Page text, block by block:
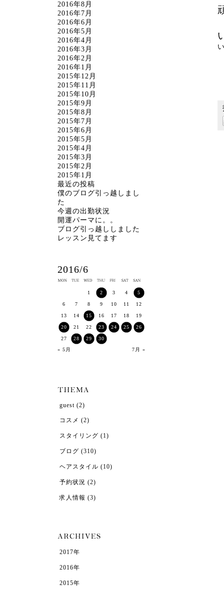
2016年8月
2016年7月
2016年6月
2016年5月
2016年4月
2016年3月
2016年2月
2016年1月
2015年12月
2015年11月
2015年10月
2015年9月
2015年8月
2015年7月
2015年6月
2015年5月
2015年4月
2015年3月
2015年2月
2015年1月
最近の投稿
僕のブログ引っ越しまし
た
今週の出勤状況
開運パーマに。。
ブログ引っ越ししました
レッスン見てます
2016/6
« 5月 7月 »
1 2 3 4 5
6 7 8 9 10 11 12
13 14 15 16 17 18 19
20 21 22 23 24 25 26
27 28 29 30
guest (2)
コスメ (2)
スタイリング (1)
ブログ (310)
ヘアスタイル (10)
予約状況 (2)
求人情報 (3)
2017年
2016年
2015年